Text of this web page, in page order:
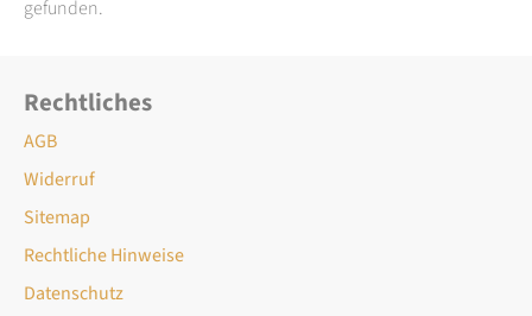
gefunden.
Rechtliches
AGB
Widerruf
Sitemap
Rechtliche Hinweise
Datenschutz